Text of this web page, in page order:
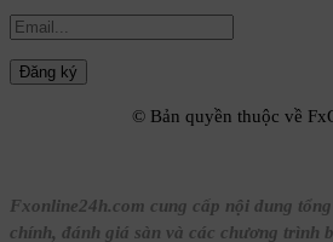
© Bản quyền thuộc về
Fxonline24h.com cung cấp nội dung
chính, đánh giá sàn và các chương trình